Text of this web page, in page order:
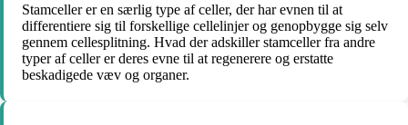
Stamceller er en særlig type af celler, der har evnen til at
differentiere sig til forskellige cellelinjer og genopbygge sig selv
gennem cellesplitning. Hvad der adskiller stamceller fra andre
typer af celler er deres evne til at regenerere og erstatte
beskadigede væv og organer.